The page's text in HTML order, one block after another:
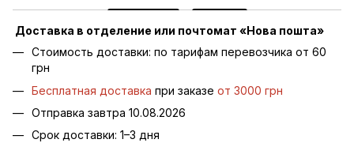
Доставка в отделение или почтомат «Нова пошта»
Стоимость доставки: по тарифам перевозчика от 60
грн
Бесплатная доставка при заказе от 3000 грн
Отправка завтра 10.08.2026
Срок доставки: 1–3 дня